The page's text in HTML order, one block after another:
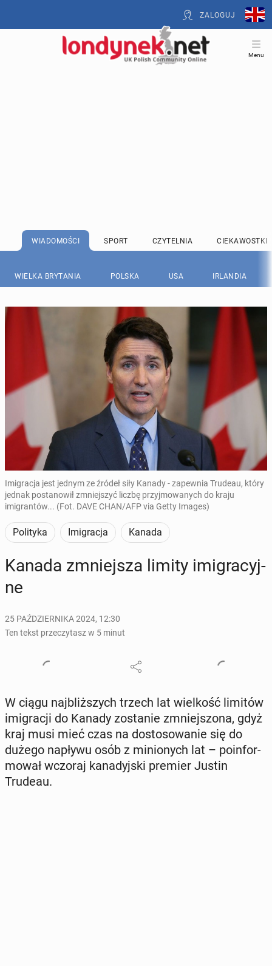
ZALOGUJ
Menu
WIADOMOŚCI SPORT CZYTELNIA CIEKAWOSTKI
WIELKA BRYTANIA POLSKA USA IRLANDIA
Imigracja jest jednym ze źródeł siły Kanady - zapewnia Trudeau, który
jednak postanowił zmniejszyć liczbę przyjmowanych do kraju
imigrantów... (Fot. DAVE CHAN/AFP via Getty Images)
Polityka Imigracja Kanada
Kanada zmniej­sza limity imi­gra­cyj­
ne
25 PAŹDZIERNIKA 2024, 12:30
Ten tekst przeczytasz w 5 minut
W ciągu naj­bliż­szych trzech lat wiel­kość limitów
imi­gra­cji do Kanady zo­sta­nie zmniej­szo­na, gdyż
kraj musi mieć czas na do­sto­so­wa­nie się do
dużego napływu osób z mi­nio­nych lat – po­in­for­
mo­wał wczoraj ka­na­dyj­ski premier Justin
Trudeau.